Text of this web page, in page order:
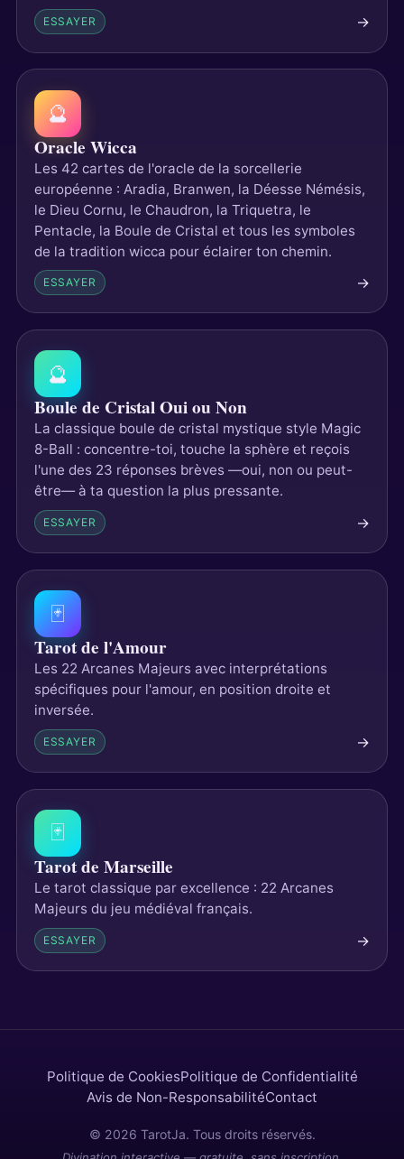
ESSAYER →
🔮
Oracle Wicca
Les 42 cartes de l'oracle de la sorcellerie
européenne : Aradia, Branwen, la Déesse Némésis,
le Dieu Cornu, le Chaudron, la Triquetra, le
Pentacle, la Boule de Cristal et tous les symboles
de la tradition wicca pour éclairer ton chemin.
ESSAYER →
🔮
Boule de Cristal Oui ou Non
La classique boule de cristal mystique style Magic
8-Ball : concentre-toi, touche la sphère et reçois
l'une des 23 réponses brèves —oui, non ou peut-
être— à ta question la plus pressante.
ESSAYER →
🃏
Tarot de l'Amour
Les 22 Arcanes Majeurs avec interprétations
spécifiques pour l'amour, en position droite et
inversée.
ESSAYER →
🃏
Tarot de Marseille
Le tarot classique par excellence : 22 Arcanes
Majeurs du jeu médiéval français.
ESSAYER →
Politique de CookiesPolitique de Confidentialité
Avis de Non-ResponsabilitéContact
© 2026 TarotJa. Tous droits réservés.